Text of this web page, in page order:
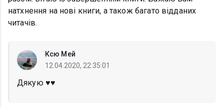
натхнення на нові книги, а також багато відданих
читачів.
Ксю Мей
12.04.2020, 22:35:01
Дякую ♥️♥️